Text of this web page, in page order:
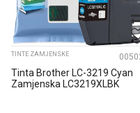
TINTE ZAMJENSKE
Tinta Brother LC-3219 Cyan
Zamjenska LC3219XLBK